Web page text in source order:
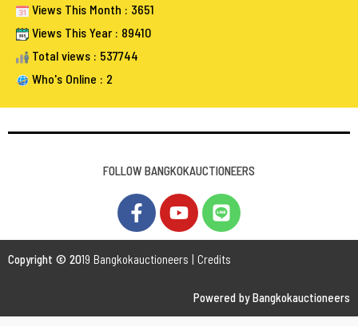
Views This Month : 3651
Views This Year : 89410
Total views : 537744
Who's Online : 2
FOLLOW BANGKOKAUCTIONEERS
Copyright © 2019 Bangkokauctioneers | Credits
Powered by Bangkokauctioneers